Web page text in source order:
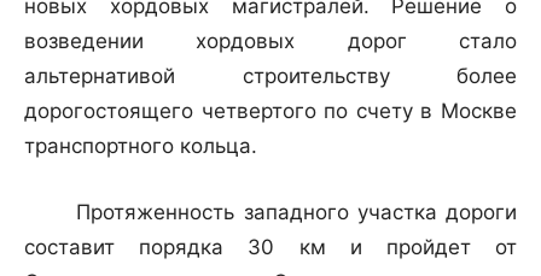
новых хордовых магистралей. Решение о
возведении хордовых дорог стало
альтернативой строительству более
дорогостоящего четвертого по счету в Москве
транспортного кольца.
Протяженность западного участка дороги
составит порядка 30 км и пройдет от